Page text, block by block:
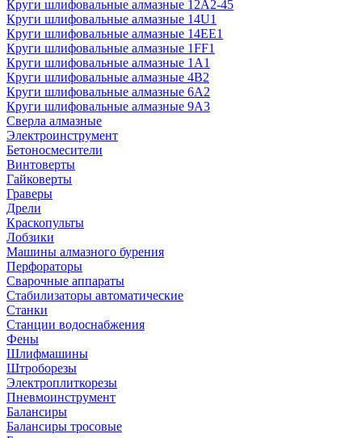
Круги шлифовальные алмазные 12А2-45
Круги шлифовальные алмазные 14U1
Круги шлифовальные алмазные 14ЕЕ1
Круги шлифовальные алмазные 1FF1
Круги шлифовальные алмазные 1А1
Круги шлифовальные алмазные 4В2
Круги шлифовальные алмазные 6A2
Круги шлифовальные алмазные 9А3
Сверла алмазные
Электроинструмент
Бетоносмесители
Винтоверты
Гайковерты
Граверы
Дрели
Краскопульты
Лобзики
Машины алмазного бурения
Перфораторы
Сварочные аппараты
Стабилизаторы автоматические
Станки
Станции водоснабжения
Фены
Шлифмашины
Штроборезы
Электроплиткорезы
Пневмоинструмент
Балансиры
Балансиры тросовые